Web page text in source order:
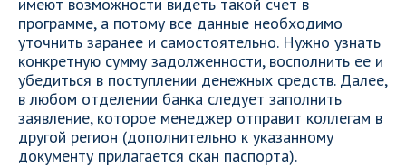
программе, а потому все данные необходимо
уточнить заранее и самостоятельно. Нужно узнать
конкретную сумму задолженности, восполнить ее и
убедиться в поступлении денежных средств. Далее,
в любом отделении банка следует заполнить
заявление, которое менеджер отправит коллегам в
другой регион (дополнительно к указанному
документу прилагается скан паспорта).